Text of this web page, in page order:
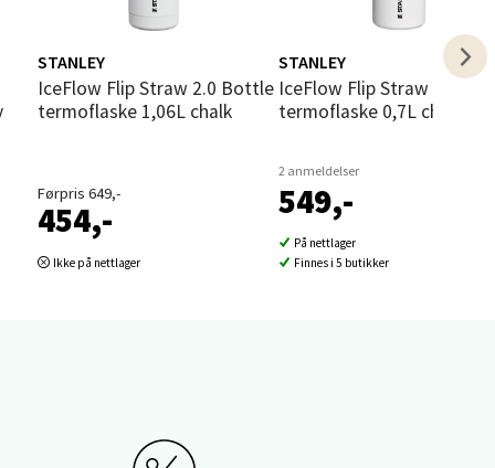
STANLEY
IceFlow Flip Straw 2.0 Bottle
termoflaske 1,06L chalk
Førpris 649,-
454,-
Ikke på nettlager
STANLEY
IceFlow Flip Straw 2.0
termoflaske 0,7L chalk
2 anmeldelser
549,-
På nettlager
Finnes i 5 butikker